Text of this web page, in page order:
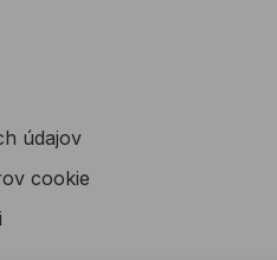
údajov
cookie